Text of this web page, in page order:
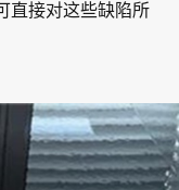
直接对这些缺陷所